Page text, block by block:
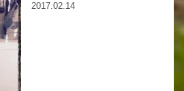
2017.02.14